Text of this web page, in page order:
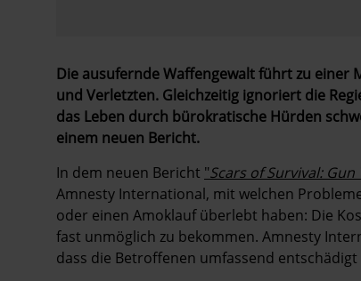
Die ausufernde Waffengewalt führt zu einer
und Verletzten. Gleichzeitig ignoriert die
das Leben durch bürokratische Hürden
einem neuen Bericht.
In dem neuen Bericht "Scars of Survival:
Amnesty International, mit welchen
oder einen Amoklauf überlebt haben: Die
fast unmöglich zu bekommen. Amnesty
dass die Betroffenen umfassend